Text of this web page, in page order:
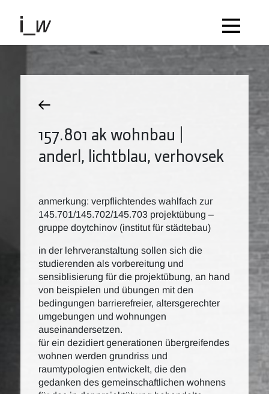
157.801 ak wohnbau |
anderl, lichtblau, verhovsek
anmerkung: verpflichtendes wahlfach zur
145.701/145.702/145.703 projektübung –
gruppe doytchinov (institut für städtebau)
in der lehrveranstaltung sollen sich die
studierenden als vorbereitung und
sensiblisierung für die projektübung, an hand
von beispielen und übungen mit den
bedingungen barrierefreier, altersgerechter
umgebungen und wohnungen
auseinandersetzen.
für ein dezidiert generationen übergreifendes
wohnen werden grundriss und
raumtypologien entwickelt, die den
gedanken des gemeinschaftlichen wohnens